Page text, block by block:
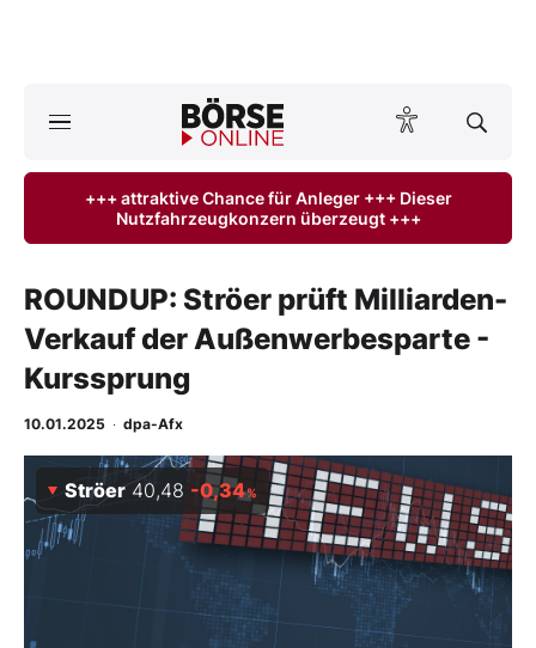
ktuelle Ausgabe BÖRSE ONLINE lesen
Finanz-Check
Abo & Shop
BO-Musterdepots
Experten
+++ attraktive Chance für Anleger +++ Dieser
Nutzfahrzeugkonzern überzeugt +++
ROUNDUP: Ströer prüft Milliarden-
Verkauf der Außenwerbesparte -
Kurssprung
10.01.2025 · dpa-Afx
Ströer 40,48 -0,34%